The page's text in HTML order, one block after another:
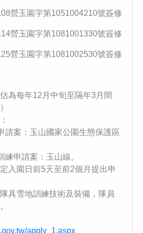
營玉園字第1051004210號簽修
營玉園字第1081001330號簽修
營玉園字第1081002530號簽修
為每年12月中旬至隔年3月間
請案：玉山國家公園生態保護區
練申請案：玉山線。
入園日前5天至前2個月提出申
具雪地訓練技術及裝備，隊員
apply_1.aspx